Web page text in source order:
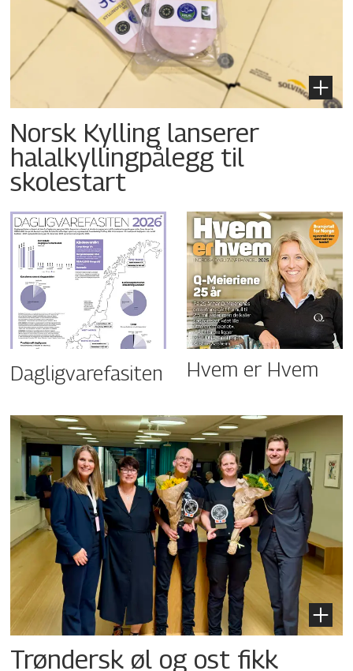
Norsk Kylling lanserer
halalkyllingpålegg til
skolestart
Dagligvarefasiten Hvem er Hvem
Trøndersk øl og ost fikk